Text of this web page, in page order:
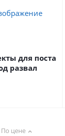
для поста
развал
По цене